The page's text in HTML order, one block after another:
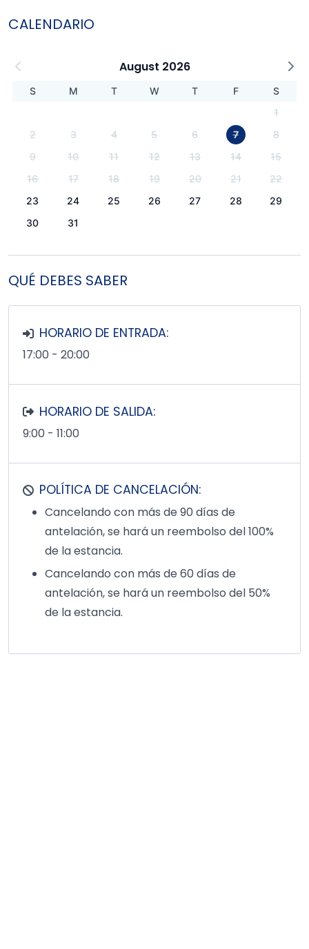
CALENDARIO
August 2026
S M T W T F
S
1
2
3 4 5 6 7
8
9
10 11 12 13 14
15
16
17 18 19 20 21
22
23
24 25 26 27 28
29
30
31
QUÉ DEBES SABER
HORARIO DE ENTRADA:
17:00 - 20:00
HORARIO DE SALIDA:
9:00 - 11:00
POLÍTICA DE CANCELACIÓN:
Cancelando con más de 90 días de
antelación, se hará un reembolso del 100%
de la estancia.
Cancelando con más de 60 días de
antelación, se hará un reembolso del 50%
de la estancia.